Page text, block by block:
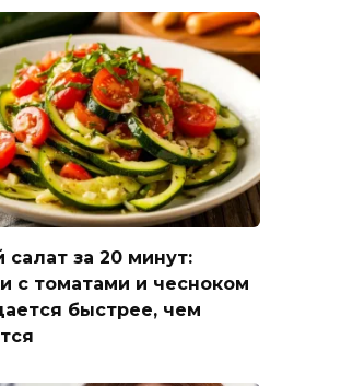
салат за 20 минут:
с томатами и чесноком
быстрее, чем